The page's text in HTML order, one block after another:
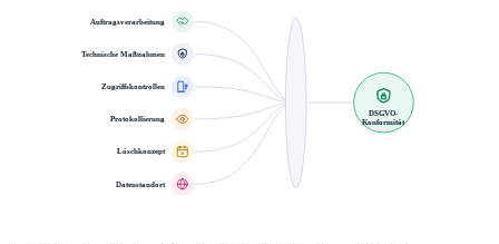
Auftragsverarbeitung
Technische Maßnahmen
Zugriffskontrollen
Protokollierung
Löschkonzept
Datenstandort
DSGVO-
Konformität